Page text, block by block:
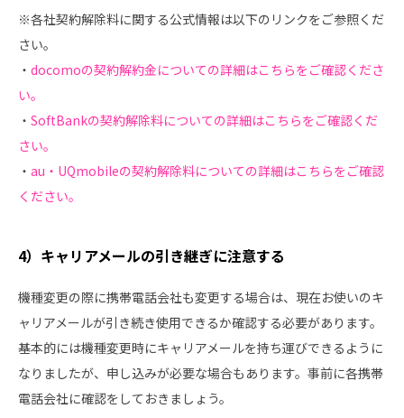
※各社契約解除料に関する公式情報は以下のリンクをご参照くだ
さい。
・ docomoの契約解約金についての詳細はこちらをご確認くださ
い。
・ SoftBankの契約解除料についての詳細はこちらをご確認くだ
さい。
・ au・UQmobileの契約解除料についての詳細はこちらをご確認
ください。
4）キャリアメールの引き継ぎに注意する
機種変更の際に携帯電話会社も変更する場合は、現在お使いのキ
ャリアメールが引き続き使用できるか確認する必要があります。
基本的には機種変更時にキャリアメールを持ち運びできるように
なりましたが、申し込みが必要な場合もあります。事前に各携帯
電話会社に確認をしておきましょう。